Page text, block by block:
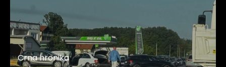
Crna hronika